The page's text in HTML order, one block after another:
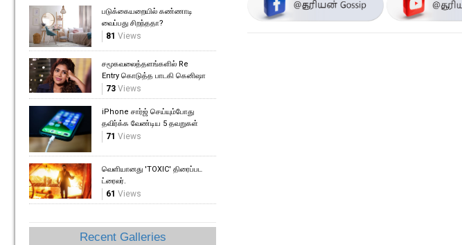
படுக்கையறையில் கண்ணாடி
வைப்பது சிறந்ததா?
81 Views
சமூகவலைத்தளங்களில் Re
Entry கொடுத்த பாடகி கெனிஷா
73 Views
iPhone சார்ஜ் செய்யும்போது
தவிர்க்க வேண்டிய 5 தவறுகள்
71 Views
வெளியானது 'TOXIC' திரைப்பட
ட்ரைலர்.
61 Views
Recent Galleries